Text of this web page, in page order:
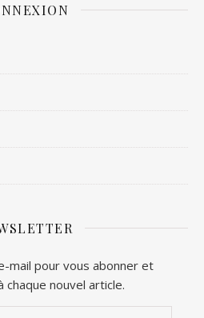
mail pour vous abonner et
nouvel article.